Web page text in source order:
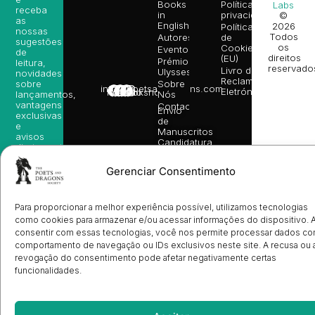
Gerenciar Consentimento
Para proporcionar a melhor experiência possível, utilizamos tecnologias
como cookies para armazenar e/ou acessar informações do dispositivo.
consentir com essas tecnologias, você nos permite processar dados
comportamento de navegação ou IDs exclusivos neste site. A recusa ou
revogação do consentimento pode afetar negativamente certas
funcionalidades.
info@poetsandragons.com
Infantil
Adulto
Bookshop
Books
in
English
Autores
Eventos
Prémio
Ulysses
Sobre
Nós
Contactos
Envio
de
Manuscritos
Candidatura
Registo
Política de
privacidade
Política
de
Cookies
(EU)
Livro de
Reclamações
Eletrónico
receba
as
nossas
sugestões
de
leitura,
novidades
sobre
lançamentos,
vantagens
exclusivas
e
avisos
diretamente
no seu
e-mail.
Labs
©
2026
Todos
os
direitos